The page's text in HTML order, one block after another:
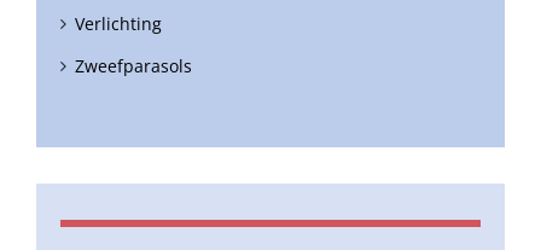
Verlichting
Zweefparasols